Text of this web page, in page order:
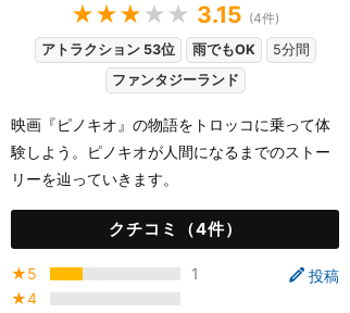
★★★ ★★ 3.15 (4件)
アトラクション 53位
雨でもOK
5分間
ファンタジーランド
映画『ピノキオ』の物語をトロッコに乗って体
験しよう。ピノキオが人間になるまでのストー
リーを辿っていきます。
クチコミ（4件）
投稿
★5
1
★4